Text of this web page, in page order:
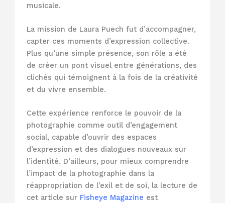
musicale.
La mission de Laura Puech fut d’accompagner,
capter ces moments d’expression collective.
Plus qu’une simple présence, son rôle a été
de créer un pont visuel entre générations, des
clichés qui témoignent à la fois de la créativité
et du vivre ensemble.
Cette expérience renforce le pouvoir de la
photographie comme outil d’engagement
social, capable d’ouvrir des espaces
d’expression et des dialogues nouveaux sur
l’identité. D’ailleurs, pour mieux comprendre
l’impact de la photographie dans la
réappropriation de l’exil et de soi, la lecture de
cet article sur Fisheye Magazine est